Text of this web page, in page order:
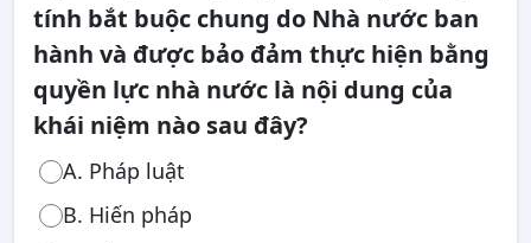
tính bắt buộc chung do Nhà nước ban
hành và được bảo đảm thực hiện bằng
quyền lực nhà nước là nội dung của
khái niệm nào sau đây?
A. Pháp luật
B. Hiến pháp